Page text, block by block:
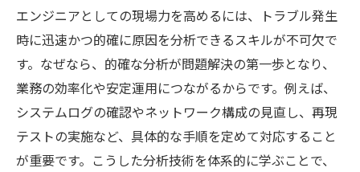
エンジニアとしての現場力を高めるには、トラブル発生
時に迅速かつ的確に原因を分析できるスキルが不可欠で
す。なぜなら、的確な分析が問題解決の第一歩となり、
業務の効率化や安定運用につながるからです。例えば、
システムログの確認やネットワーク構成の見直し、再現
テストの実施など、具体的な手順を定めて対応すること
が重要です。こうした分析技術を体系的に学ぶことで、